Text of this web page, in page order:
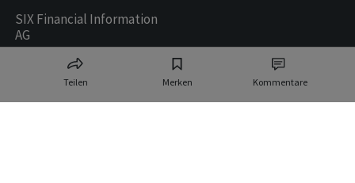
Teilen Merken Kommentare
SIX Financial Information
AG